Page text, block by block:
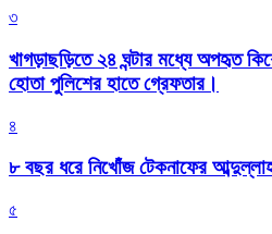
৩
খাগড়াছড়িতে ২৪ ঘন্টার মধ্যে অপহৃত
হোতা পুলিশের হাতে গ্রেফতার।
৪
৮ বছর ধরে নিখোঁজ টেকনাফের
৫